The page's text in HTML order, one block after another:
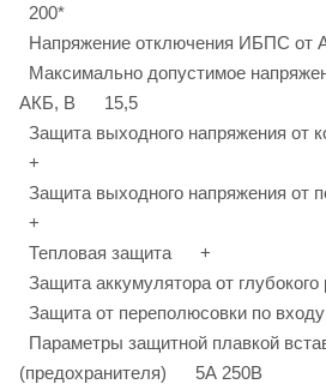
200*
Напряжение отключения ИБПС
Максимально допустимое
АКБ, В 15,5
Защита выходного напряжения от
+
Защита выходного напряжения от
+
Тепловая защита +
Защита аккумулятора от
Защита от переполюсовки по
Параметры защитной плавкой
(предохранителя) 5А 250В